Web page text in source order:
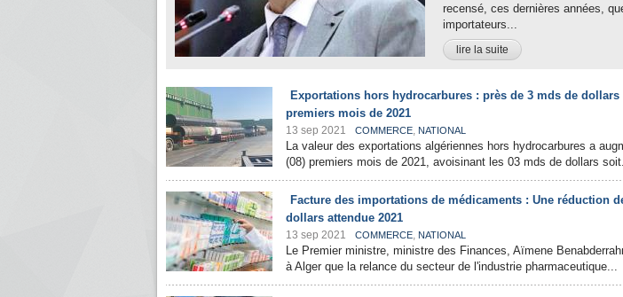
recensé, ces dernières années,
importateurs...
lire la suite
Exportations hors hydrocarbures : près de 3 mds de dollars
premiers mois de 2021
13 sep 2021 COMMERCE, NATIONAL
La valeur des exportations algériennes hors hydrocarbures a
(08) premiers mois de 2021, avoisinant les 03 mds de dollars
Facture des importations de médicaments : Une réduction
dollars attendue 2021
13 sep 2021 COMMERCE, NATIONAL
Le Premier ministre, ministre des Finances, Aïmene
à Alger que la relance du secteur de l'industrie pharmaceutique...